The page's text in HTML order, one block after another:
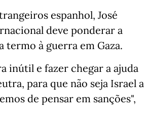
espanhol, José
deve ponderar a
termo à guerra em Gaza.
inútil e fazer chegar a ajuda
para que não seja Israel a
de pensar em sanções",